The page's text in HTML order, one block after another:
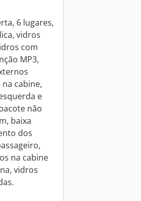
6 lugares,
vidros
com
MP3,
cabine,
e
não
baixa
dos
na cabine
vidros